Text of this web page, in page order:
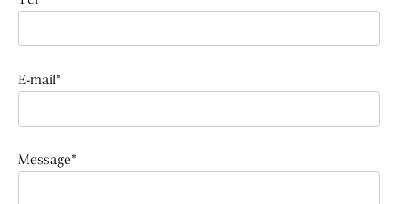
E-mail*
Message*